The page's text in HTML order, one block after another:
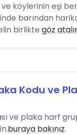
ve köylerinin eşi
barından
birlikte göz
Kodu ve
ve plaka harf
buraya bakınız.